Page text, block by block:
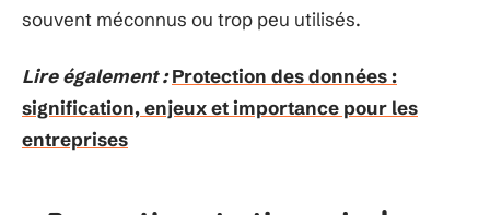
souvent méconnus ou trop peu utilisés.
Lire également : Protection des données :
signification, enjeux et importance pour les
entreprises